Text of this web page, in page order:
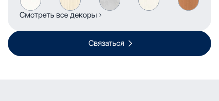
Смотреть все декоры
Связаться